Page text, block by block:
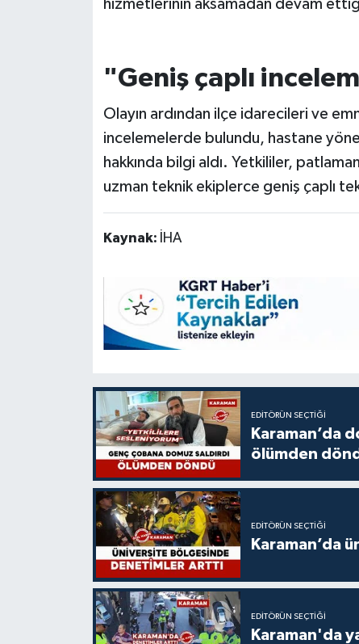
hizmetlerinin aksamadan devam
"Geniş çaplı
Olayın ardından ilçe idarecileri ve
incelemelerde bulundu, hastane
hakkında bilgi aldı. Yetkililer,
uzman teknik ekiplerce geniş çaplı
Kaynak: İHA
EDITÖRÜN SEÇTIĞI
Karaman’da
ölümden
EDITÖRÜN SEÇTIĞI
Karaman’da
EDITÖRÜN SEÇTIĞI
Karaman'da